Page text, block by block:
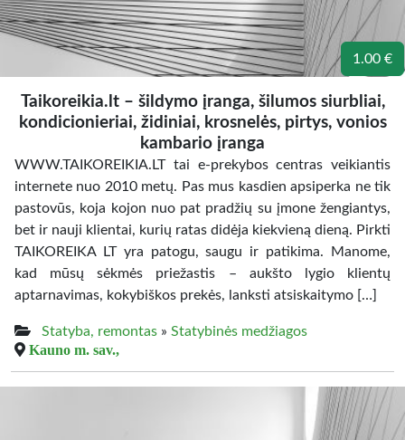
1.00 €
Taikoreikia.lt – šildymo įranga, šilumos siurbliai,
kondicionieriai, židiniai, krosnelės, pirtys, vonios
kambario įranga
WWW.TAIKOREIKIA.LT tai e-prekybos centras veikiantis
internete nuo 2010 metų. Pas mus kasdien apsiperka ne tik
pastovūs, koja kojon nuo pat pradžių su įmone žengiantys,
bet ir nauji klientai, kurių ratas didėja kiekvieną dieną. Pirkti
TAIKOREIKA LT yra patogu, saugu ir patikima. Manome,
kad mūsų sėkmės priežastis – aukšto lygio klientų
aptarnavimas, kokybiškos prekės, lanksti atsiskaitymo […]
Statyba, remontas » Statybinės medžiagos
Kauno m. sav.,